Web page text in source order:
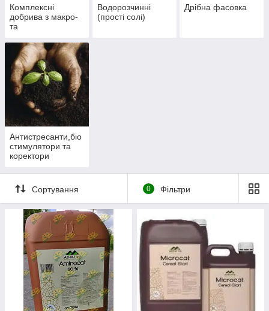
Комплексні
добрива з макро-
та
Водорозчинні
(прості солі)
Дрібна фасовка
Антистресанти,біо
стимулятори та
коректори
Сортування 0 Фільтри